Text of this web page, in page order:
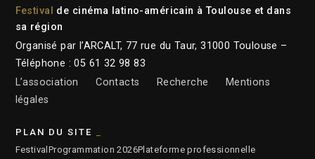
Festival
de cinéma latino-américain à Toulouse et dans
sa région
Organisé par l’ARCALT, 77 rue du Taur, 31000 Toulouse –
Téléphone : 05 61 32 98 83
L’association
Contacts Recherche
Mentions
légales
PLAN DU SITE
FestivalProgrammation 2026Plateforme professionnelle